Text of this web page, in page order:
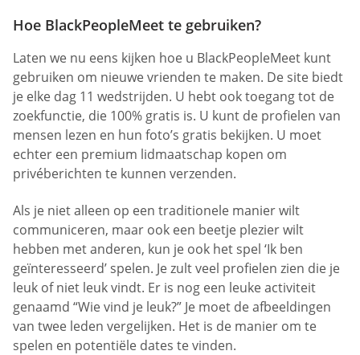
Hoe BlackPeopleMeet te gebruiken?
Laten we nu eens kijken hoe u BlackPeopleMeet kunt
gebruiken om nieuwe vrienden te maken. De site biedt
je elke dag 11 wedstrijden. U hebt ook toegang tot de
zoekfunctie, die 100% gratis is. U kunt de profielen van
mensen lezen en hun foto’s gratis bekijken. U moet
echter een premium lidmaatschap kopen om
privéberichten te kunnen verzenden.
Als je niet alleen op een traditionele manier wilt
communiceren, maar ook een beetje plezier wilt
hebben met anderen, kun je ook het spel ‘Ik ben
geïnteresseerd’ spelen. Je zult veel profielen zien die je
leuk of niet leuk vindt. Er is nog een leuke activiteit
genaamd “Wie vind je leuk?” Je moet de afbeeldingen
van twee leden vergelijken. Het is de manier om te
spelen en potentiële dates te vinden.